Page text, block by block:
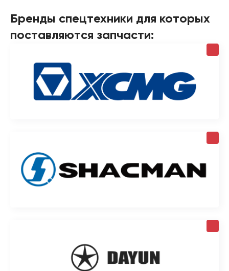
Бренды спецтехники для которых
поставляются запчасти: